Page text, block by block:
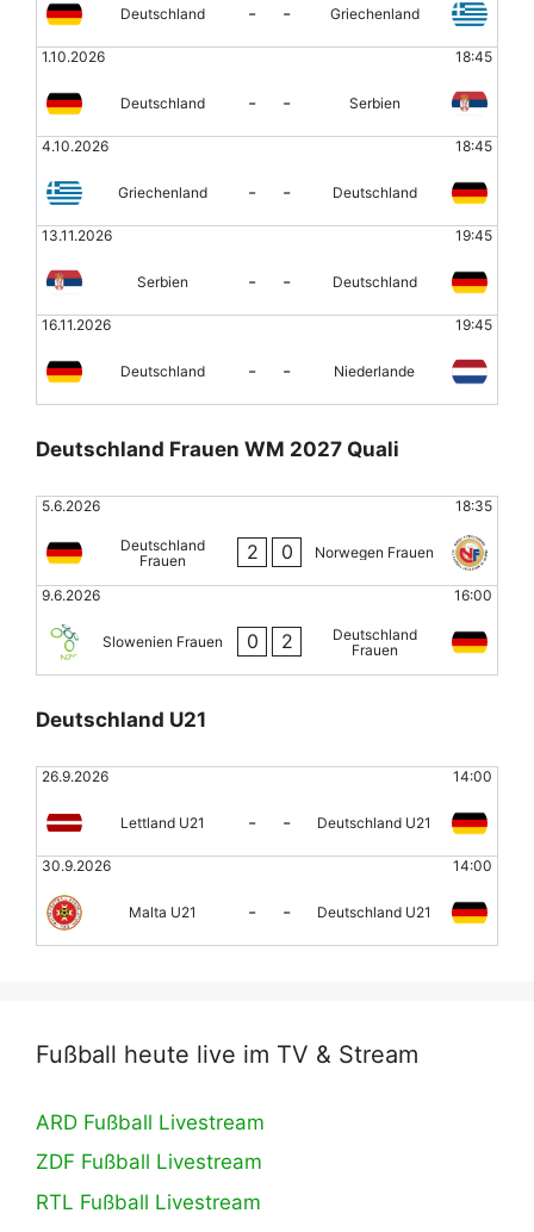
Deutschland - - Griechenland
1.10.2026 18:45
Deutschland - - Serbien
4.10.2026 18:45
Griechenland - - Deutschland
13.11.2026 19:45
Serbien - - Deutschland
16.11.2026 19:45
Deutschland - - Niederlande
Deutschland Frauen WM 2027 Quali
5.6.2026 18:35
Deutschland
Frauen
2 0 Norwegen Frauen
9.6.2026 16:00
Slowenien Frauen 0 2
Deutschland
Frauen
Deutschland U21
26.9.2026 14:00
Lettland U21 - - Deutschland U21
30.9.2026 14:00
Malta U21 - - Deutschland U21
Fußball heute live im TV & Stream
ARD Fußball Livestream
ZDF Fußball Livestream
RTL Fußball Livestream